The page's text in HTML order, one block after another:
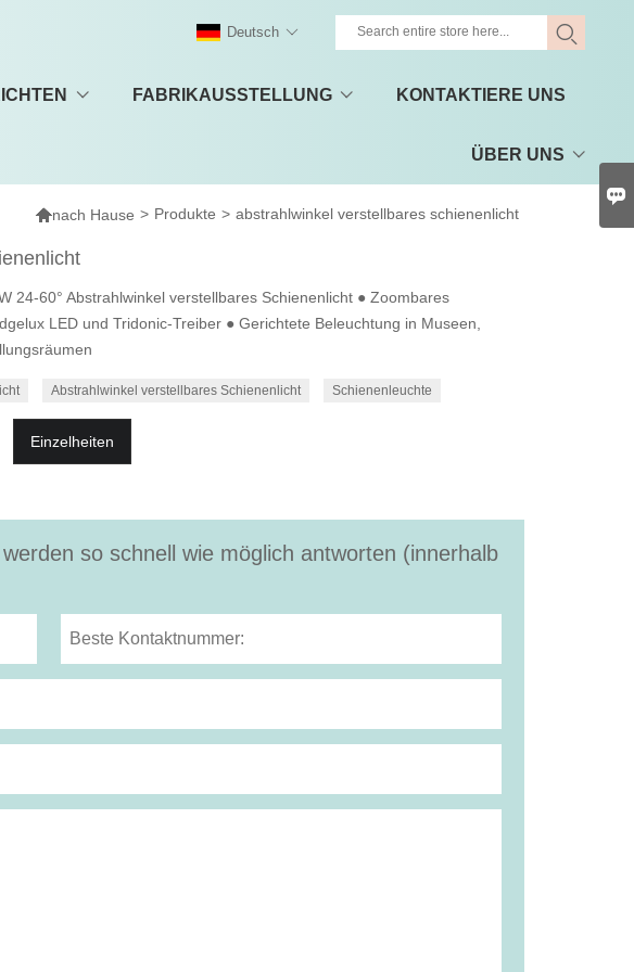
FABRIKAUSSTELLUNG KONTAKTIERE UNS
ÜBER UNS
Deutsch
nach Hause > Produkte > abstrahlwinkel verstellbares schienenlicht
24-60° Abstrahlwinkel verstellbares Schienenlicht ● Zoombares
LED und Tridonic-Treiber ● Gerichtete Beleuchtung in Museen,
Abstrahlwinkel verstellbares Schienenlicht Schienenleuchte
Einzelheiten
so schnell wie möglich antworten (innerhalb
